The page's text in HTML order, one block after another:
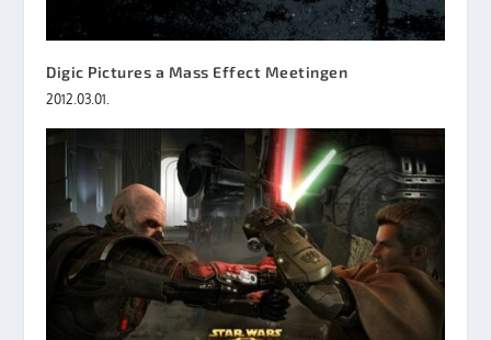
Digic Pictures a Mass Effect Meetingen
2012.03.01.